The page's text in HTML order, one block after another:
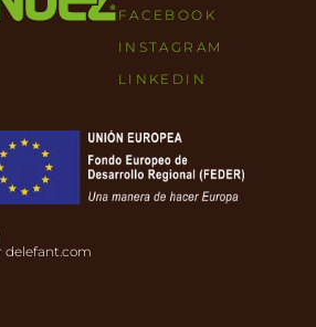
FACEBOOK
INSTAGRAM
LINKEDIN
delefant.com